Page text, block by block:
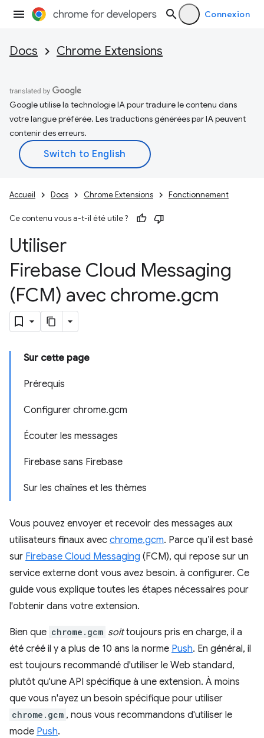
Connexion
Docs Chrome Extensions
Google utilise la technologie IA pour traduire le contenu dans
votre langue préférée. Les traductions générées par IA peuvent
contenir des erreurs.
Accueil Docs Chrome Extensions Fonctionnement
Ce contenu vous a-t-il été utile ?
Utiliser
Firebase Cloud Messaging
(FCM) avec chrome.gcm
Sur cette page
Prérequis
Configurer chrome.gcm
Écouter les messages
Firebase sans Firebase
Sur les chaînes et les thèmes
Vous pouvez envoyer et recevoir des messages aux
utilisateurs finaux avec chrome.gcm. Parce qu’il est basé
sur Firebase Cloud Messaging (FCM), qui repose sur un
service externe dont vous avez besoin. à configurer. Ce
guide vous explique toutes les étapes nécessaires pour
l'obtenir dans votre extension.
Bien que chrome.gcm soittoujours pris en charge, il a
été créé il y a plus de 10 ans la norme Push. En général, il
est toujours recommandé d'utiliser le Web standard,
plutôt qu'une API spécifique à une extension. À moins
que vous n'ayez un besoin spécifique pour utiliser
chrome.gcm , nous vous recommandons d'utiliser le
mode Push.